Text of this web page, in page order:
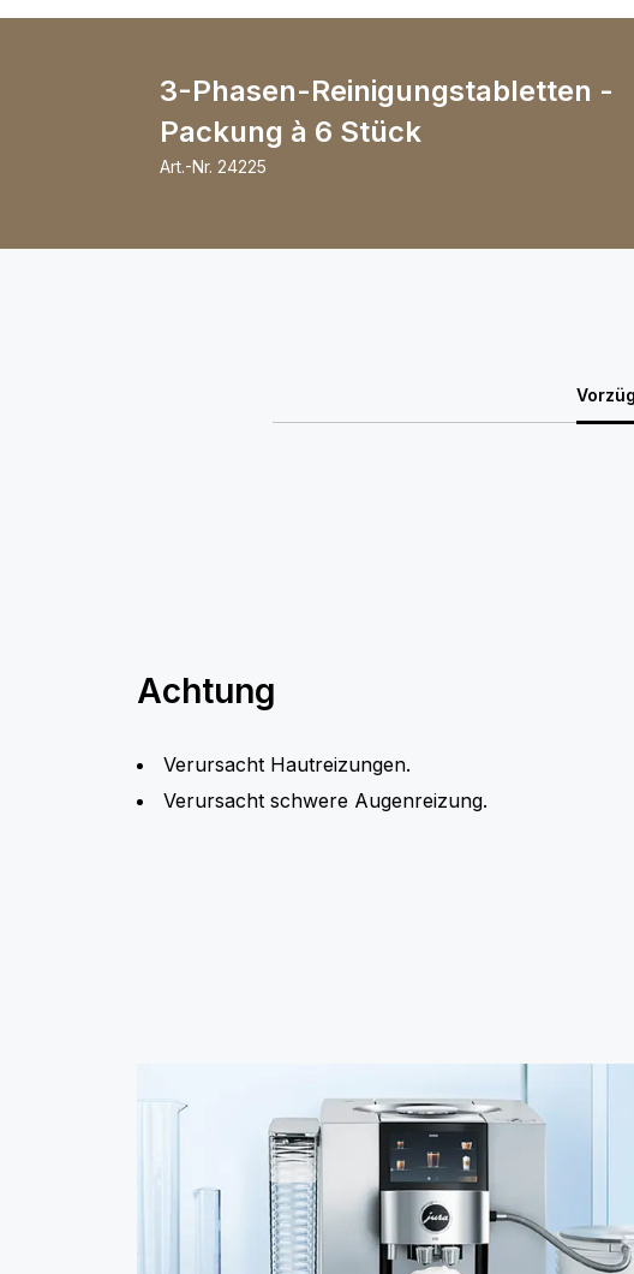
3-Phasen-Reinigungstabletten -
Packung à 6 Stück
Art.-Nr. 24225
Achtung
Verursacht Hautreizungen.
Verursacht schwere Augenreizung.